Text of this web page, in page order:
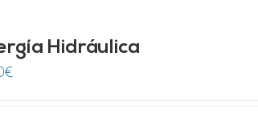
Hidráulica
€